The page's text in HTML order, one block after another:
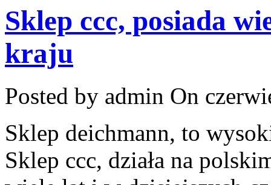
Sklep ccc, posiada
kraju
Posted by admin On
Sklep deichmann, to
Sklep ccc, działa na